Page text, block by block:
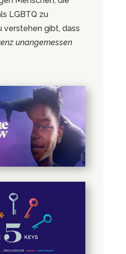
LGBTQ zu
verstehen gibt, dass
unangemessen